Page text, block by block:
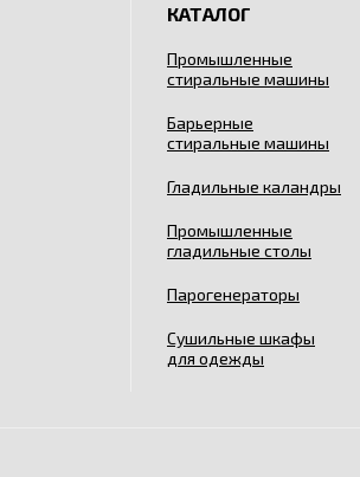
КАТАЛОГ
Промышленные
стиральные машины
Барьерные
стиральные машины
Гладильные каландры
Промышленные
гладильные столы
Парогенераторы
Сушильные шкафы
для одежды